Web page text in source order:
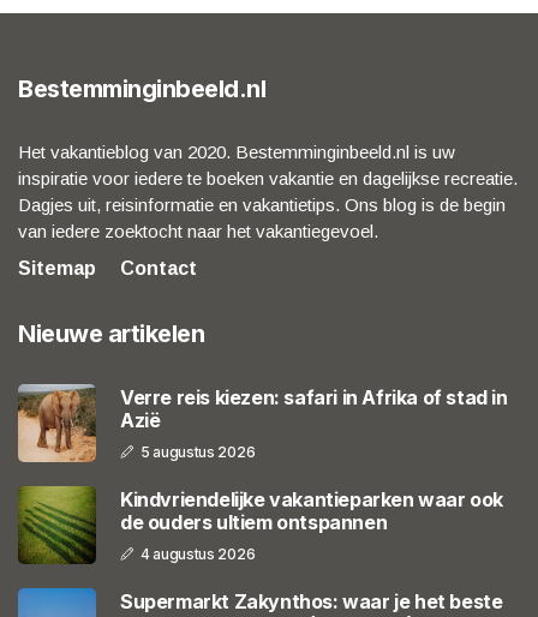
Bestemminginbeeld.nl
Het vakantieblog van 2020. Bestemminginbeeld.nl is uw
inspiratie voor iedere te boeken vakantie en dagelijkse recreatie.
Dagjes uit, reisinformatie en vakantietips. Ons blog is de begin
van iedere zoektocht naar het vakantiegevoel.
Sitemap
Contact
Nieuwe artikelen
Verre reis kiezen: safari in Afrika of stad in
Azië
5 augustus 2026
Kindvriendelijke vakantieparken waar ook
de ouders ultiem ontspannen
4 augustus 2026
Supermarkt Zakynthos: waar je het beste